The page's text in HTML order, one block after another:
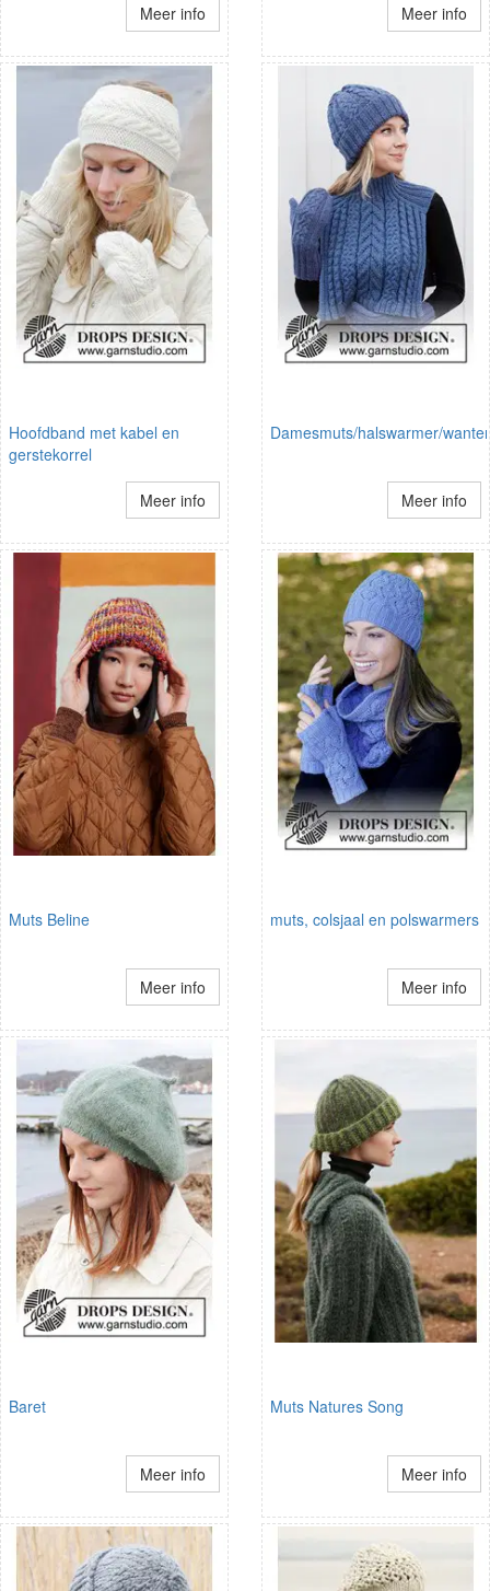
Meer info Meer info
Hoofdband met kabel en
gerstekorrel
Meer info
Damesmuts/halswarmer/
Meer info
Muts Beline
Meer info
muts, colsjaal en polswarmers
Meer info
Baret
Meer info
Muts Natures Song
Meer info